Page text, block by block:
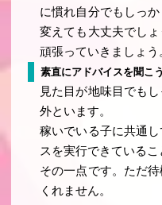
に慣れ自分でもしっ
変えても大丈夫でし
頑張っていきましょう
素直にアドバイスを聞こ
見た目が地味目でも
外といます。
稼いでいる子に共通
スを実行できているこ
その一点です。ただ
くれません。